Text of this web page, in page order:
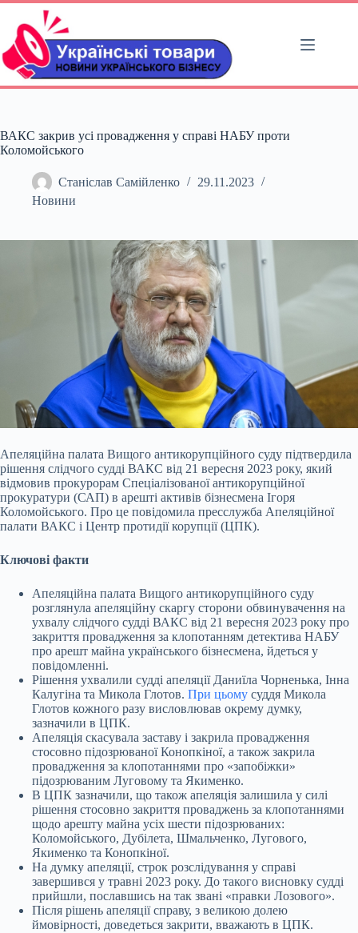
Перейти
вмісту
ВАКС закрив усі провадження у справі НАБУ проти
Коломойського
Станіслав Самійленко
29.11.2023
Новини
Апеляційна палата Вищого антикорупційного суду підтвердила
рішення слідчого судді ВАКС від 21 вересня 2023 року, який
відмовив прокурорам Спеціалізованої антикорупційної
прокуратури (САП) в арешті активів бізнесмена Ігоря
Коломойського. Про це повідомила пресслужба Апеляційної
палати ВАКС і Центр протидії корупції (ЦПК).
Ключові факти
Апеляційна палата Вищого антикорупційного суду
розглянула апеляційну скаргу сторони обвинувачення на
ухвалу слідчого судді ВАКС від 21 вересня 2023 року про
закриття провадження за клопотанням детектива НАБУ
про арешт майна українського бізнесмена, йдеться у
повідомленні.
Рішення ухвалили судді апеляції Даниїла Чорненька, Інна
Калугіна та Микола Глотов. При цьому суддя Микола
Глотов кожного разу висловлював окрему думку,
зазначили в ЦПК.
Апеляція скасувала заставу і закрила провадження
стосовно підозрюваної Конопкіної, а також закрила
провадження за клопотаннями про «запобіжки»
підозрюваним Луговому та Якименко.
В ЦПК зазначили, що також апеляція залишила у силі
рішення стосовно закриття проваджень за клопотаннями
щодо арешту майна усіх шести підозрюваних:
Коломойського, Дубілета, Шмальченко, Лугового,
Якименко та Конопкіної.
На думку апеляції, строк розслідування у справі
завершився у травні 2023 року. До такого висновку судді
прийшли, пославшись на так звані «правки Лозового».
Після рішень апеляції справу, з великою долею
ймовірності, доведеться закрити, вважають в ЦПК.